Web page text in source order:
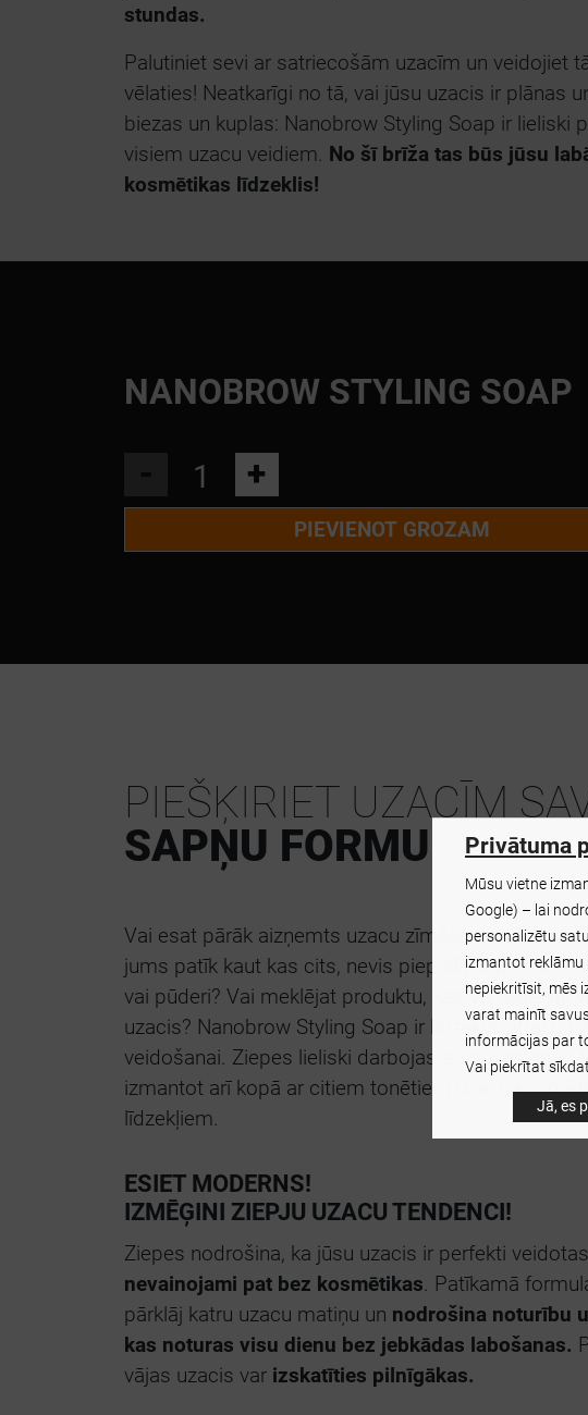
stundas.
Palutiniet sevi ar satriecošām uzacīm un veidojiet
vēlaties! Neatkarīgi no tā, vai jūsu uzacis ir plānas
biezas un kuplas: Nanobrow Styling Soap ir lieliski
visiem uzacu veidiem. No šī brīža tas būs jūsu
kosmētikas līdzeklis!
NANOBROW STYLING SOAP
+
PIEVIENOT GROZAM
PIEŠĶIRIET UZACĪM
SAPŅU FORMU
Vai esat pārāk aizņemts uzacu zīmēšanai un
jums patīk kaut kas cits, nevis piepildīt uzacis ar
vai pūderi? Vai meklējat produktu, kas var zibenīgi
uzacis? Nanobrow Styling Soap ir līdzeklis ātrai un
veidošanai. Ziepes lieliski darbojas arī pašas, taču
izmantot arī kopā ar citiem tonētiem uzacu
līdzekļiem.
ESIET MODERNS!
IZMĒĢINI ZIEPJU UZACU TENDENCI!
Ziepes nodrošina, ka jūsu uzacis ir perfekti
nevainojami pat bez kosmētikas . Patīkamā
pārklāj katru uzacu matiņu un nodrošina noturību
kas noturas visu dienu bez jebkādas labošanas.
vājas uzacis var izskatīties pilnīgākas.
Privātuma
Mūsu vietne
Google) – lai
personalizētu
izmantot reklāmu
nepiekritīsit, mēs
varat mainīt
informācijas par
Vai piekrītat
Jā, es